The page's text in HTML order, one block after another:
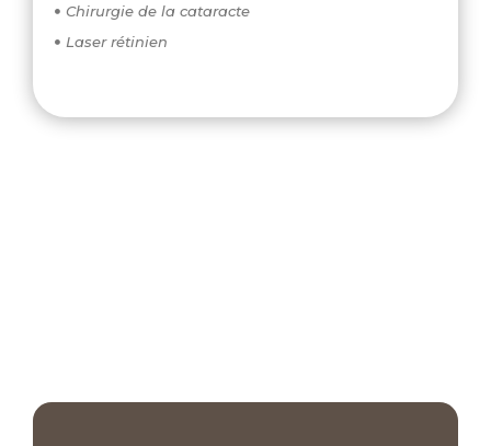
 Chirurgie de la cataracte
 Laser rétinien